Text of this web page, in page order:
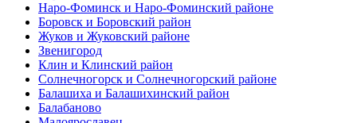
Наро-Фоминск и Наро-Фоминский районе
Боровск и Боровский район
Жуков и Жуковский районе
Звенигород
Клин и Клинский район
Солнечногорск и Солнечногорский районе
Балашиха и Балашихинский район
Балабаново